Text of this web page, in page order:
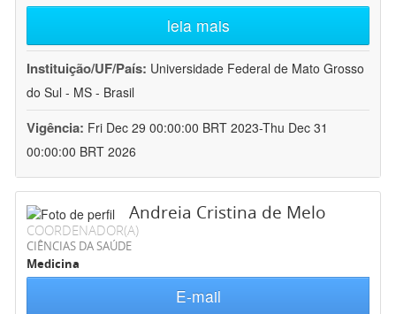
leia mais
Instituição/UF/País: Universidade Federal de Mato Grosso
do Sul - MS - Brasil
Vigência: Fri Dec 29 00:00:00 BRT 2023-Thu Dec 31
00:00:00 BRT 2026
Andreia Cristina de Melo
COORDENADOR(A)
CIÊNCIAS DA SAÚDE
Medicina
E-mail